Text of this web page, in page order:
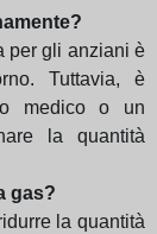
per gli anziani è
Tuttavia, è
medico o un
la quantità
gas?
la quantità